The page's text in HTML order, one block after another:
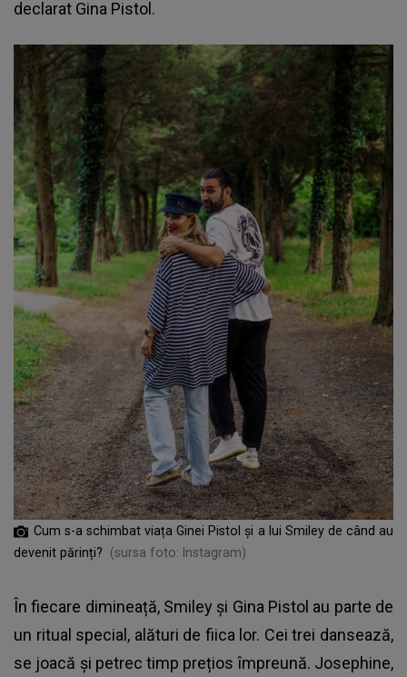
declarat Gina Pistol.
Cum s-a schimbat viața Ginei Pistol și a lui Smiley de când au
devenit părinți?
(sursa foto: Instagram)
În fiecare dimineață, Smiley și Gina Pistol au parte de
un ritual special, alături de fiica lor. Cei trei dansează,
se joacă și petrec timp prețios împreună. Josephine,